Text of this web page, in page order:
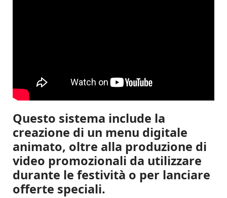
Questo sistema include la
creazione di un menu digitale
animato, oltre alla produzione di
video promozionali da utilizzare
durante le festività o per lanciare
offerte speciali.